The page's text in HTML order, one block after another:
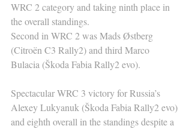
WRC 2 category and taking ninth place in
the overall standings.
Second in WRC 2 was Mads Østberg
(Citroën C3 Rally2) and third Marco
Bulacia (Škoda Fabia Rally2 evo).
Spectacular WRC 3 victory for Russia’s
Alexey Lukyanuk (Škoda Fabia Rally2 evo)
and eighth overall in the standings despite a